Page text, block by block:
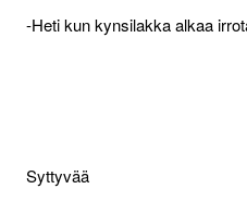
-Heti kun kynsilakka alkaa
Syttyvää